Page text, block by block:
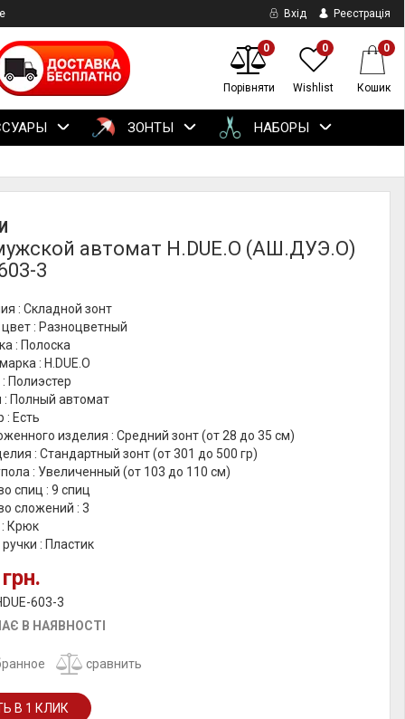
Вхід Реєстрація
0
Порівняти
0
Wishlist
0
Кошик
ЗОНТЫ НАБОРЫ
автомат H.DUE.O (АШ.ДУЭ.О)
3
: Складной зонт
: Разноцветный
: Полоска
: H.DUE.O
Полиэстер
Полный автомат
: Есть
изделия : Средний зонт (от 28 до 35 см)
: Стандартный зонт (от 301 до 500 гр)
: Увеличенный (от 103 до 110 см)
спиц : 9 спиц
сложений : 3
: Крюк
: Пластик
603-3
В НАЯВНОСТІ
сравнить